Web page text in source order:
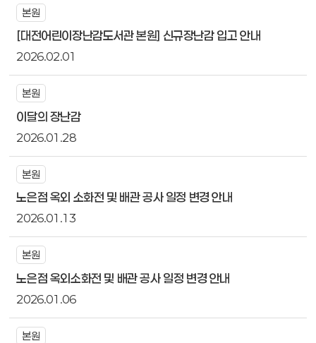
본원
[대전어린이장난감도서관 본원] 신규장난감 입고 안내
2026.02.01
본원
이달의 장난감
2026.01.28
본원
노은점 옥외 소화전 및 배관 공사 일정 변경 안내
2026.01.13
본원
노은점 옥외소화전 및 배관 공사 일정 변경 안내
2026.01.06
본원